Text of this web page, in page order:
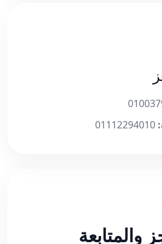
والمتابعة